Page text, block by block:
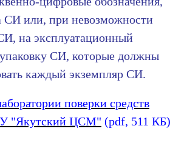
СИ или, при невозможности
на эксплуатационный
СИ, которые должны
каждый экземпляр СИ.
поверки средств
"Якутский ЦСМ" (pdf, 511 КБ)